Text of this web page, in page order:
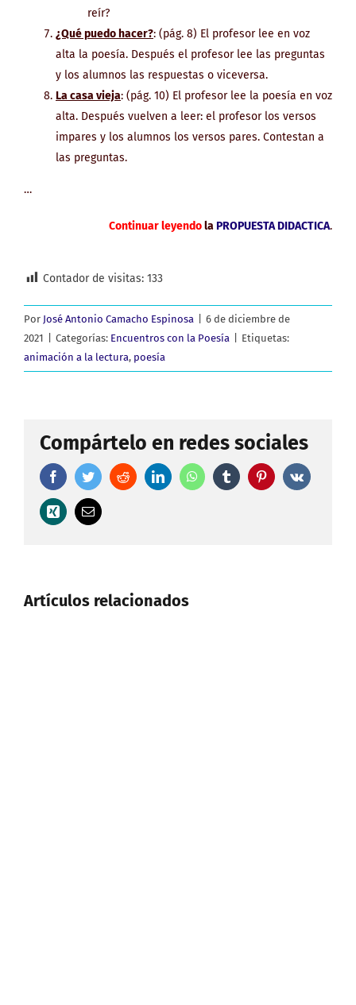
reír?
¿Qué puedo hacer?: (pág. 8) El profesor lee en voz
alta la poesía. Después el profesor lee las preguntas
y los alumnos las respuestas o viceversa.
La casa vieja: (pág. 10) El profesor lee la poesía en voz
alta. Después vuelven a leer: el profesor los versos
impares y los alumnos los versos pares. Contestan a
las preguntas.
…
Continuar leyendolaPROPUESTA DIDACTICA.
Contador de visitas: 133
Por José Antonio Camacho Espinosa
6 de diciembre de
2021
Categorías: Encuentros con la Poesía
Etiquetas:
animación a la lectura, poesía
Compártelo en redes sociales
FacebookTwitterRedditLinkedInWhatsAppTumblr Pinterest
Vk
Xing
Correo
electrónico
Artículos relacionados